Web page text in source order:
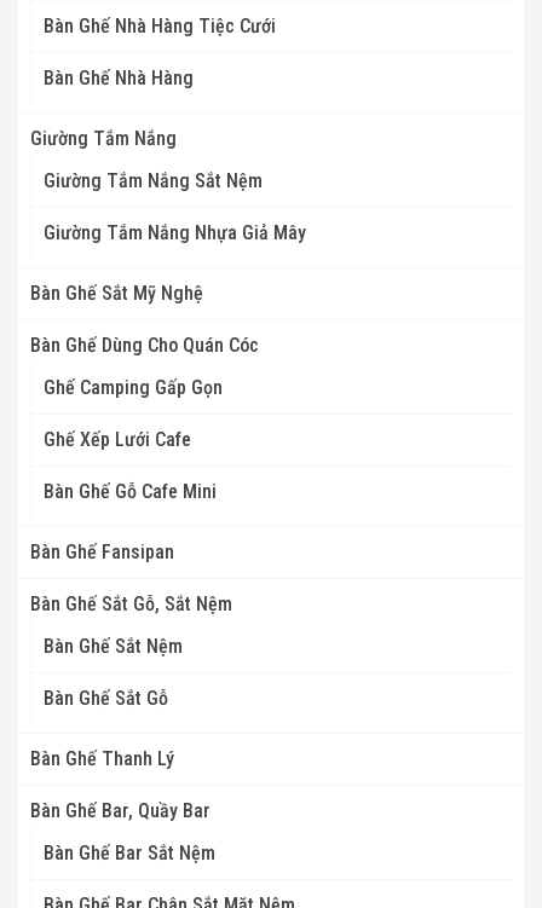
Bàn Ghế Nhà Hàng Tiệc Cưới
Bàn Ghế Nhà Hàng
Giường Tắm Nắng
Giường Tắm Nắng Sắt Nệm
Giường Tắm Nắng Nhựa Giả Mây
Bàn Ghế Sắt Mỹ Nghệ
Bàn Ghế Dùng Cho Quán Cóc
Ghế Camping Gấp Gọn
Ghế Xếp Lưới Cafe
Bàn Ghế Gỗ Cafe Mini
Bàn Ghế Fansipan
Bàn Ghế Sắt Gỗ, Sắt Nệm
Bàn Ghế Sắt Nệm
Bàn Ghế Sắt Gỗ
Bàn Ghế Thanh Lý
Bàn Ghế Bar, Quầy Bar
Bàn Ghế Bar Sắt Nệm